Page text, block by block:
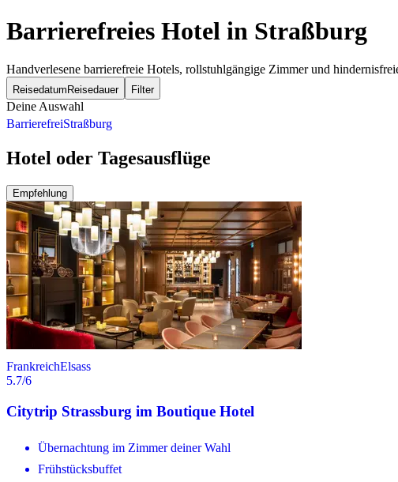
Barrierefreies Hotel in Straßburg
Handverlesene barrierefreie Hotels, rollstuhlgängige Zimmer und
Reisedatum Reisedauer Filter
Deine Auswahl
BarrierefreiStraßburg
Hotel oder Tagesausflüge
Empfehlung
FrankreichElsass
5.7/6
Citytrip Strassburg im Boutique Hotel
Übernachtung im Zimmer deiner Wahl
Frühstücksbuffet